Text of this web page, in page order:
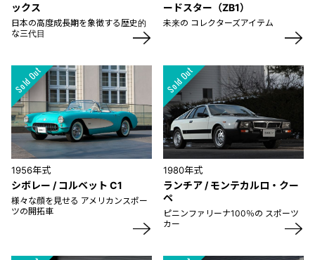
ックス
日本の高度成長期を象徴する歴史的
な三代目
ードスター（ZB1）
未来の コレクターズアイテム
1956年式
シボレー / コルベット C1
様々な顔を見せる アメリカンスポー
ツの開拓車
1980年式
ランチア / モンテカルロ・クー
ペ
ピニンファリーナ100％の スポーツ
カー